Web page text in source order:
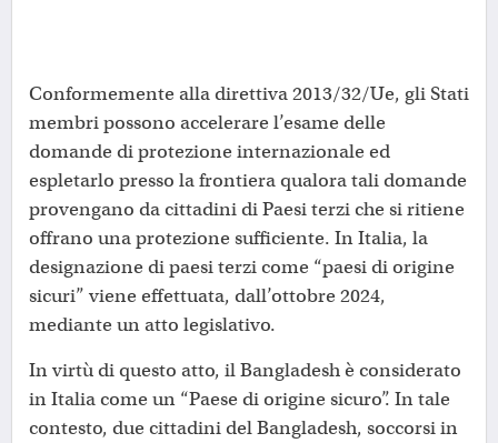
Conformemente alla direttiva 2013/32/Ue, gli Stati
membri possono accelerare l’esame delle
domande di protezione internazionale ed
espletarlo presso la frontiera qualora tali domande
provengano da cittadini di Paesi terzi che si ritiene
offrano una protezione sufficiente. In Italia, la
designazione di paesi terzi come “paesi di origine
sicuri” viene effettuata, dall’ottobre 2024,
mediante un atto legislativo.
In virtù di questo atto, il Bangladesh è considerato
in Italia come un “Paese di origine sicuro”. In tale
contesto, due cittadini del Bangladesh, soccorsi in